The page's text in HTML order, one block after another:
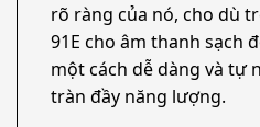
rõ ràng của nó, cho dù
91E cho âm thanh sạch
một cách dễ dàng và tự
tràn đầy năng lượng.